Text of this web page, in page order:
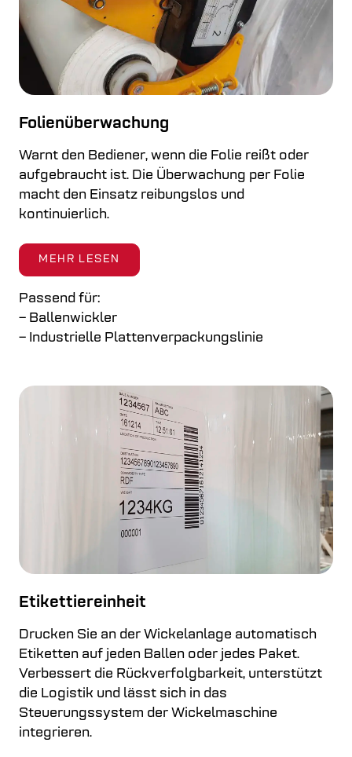
Folienüberwachung
Warnt den Bediener, wenn die Folie reißt oder
aufgebraucht ist. Die Überwachung per Folie
macht den Einsatz reibungslos und
kontinuierlich.
MEHR LESEN
Passend für:
– Ballenwickler
– Industrielle Plattenverpackungslinie
Etikettiereinheit
Drucken Sie an der Wickelanlage automatisch
Etiketten auf jeden Ballen oder jedes Paket.
Verbessert die Rückverfolgbarkeit, unterstützt
die Logistik und lässt sich in das
Steuerungssystem der Wickelmaschine
integrieren.